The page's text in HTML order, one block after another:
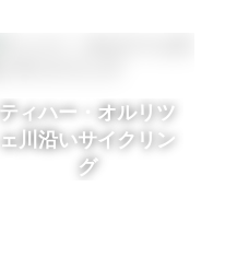
ティハー・オルリツ
ェ川沿いサイクリン
グ